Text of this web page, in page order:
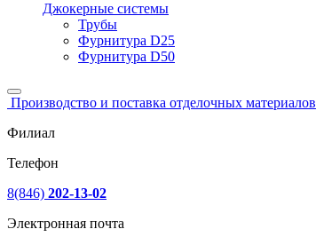
Джокерные системы
Трубы
Фурнитура D25
Фурнитура D50
Производство и поставка отделочных материалов
Филиал
Телефон
8(846) 202-13-02
Электронная почта